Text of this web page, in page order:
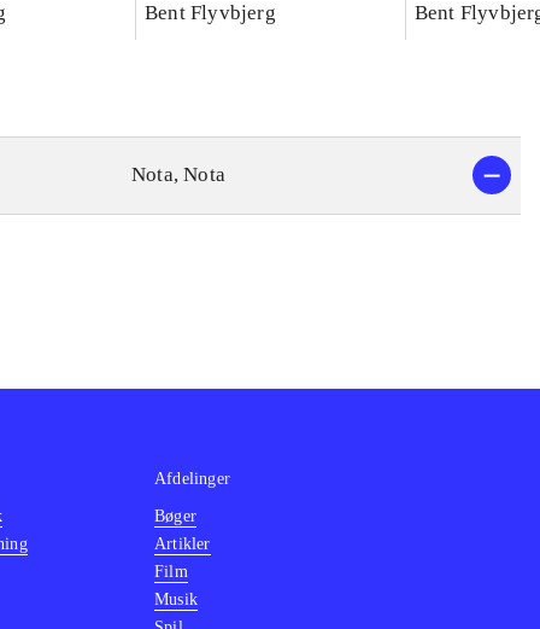
videnskab. Bind 1
Bent Flyvbjerg
studie af
Bent
Nota, Nota
Afdelinger
Bøger
Artikler
Film
Musik